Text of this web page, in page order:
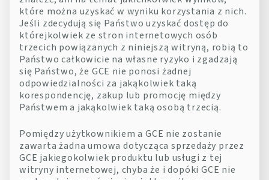
które można uzyskać w wyniku korzystania z nich.
Jeśli zdecydują się Państwo uzyskać dostęp do
którejkolwiek ze stron internetowych osób
trzecich powiązanych z niniejszą witryną, robią to
Państwo całkowicie na własne ryzyko i zgadzają
się Państwo, że GCE nie ponosi żadnej
odpowiedzialności za jakąkolwiek taką
korespondencję, zakup lub promocję między
Państwem a jakąkolwiek taką osobą trzecią.
Pomiędzy użytkownikiem a GCE nie zostanie
zawarta żadna umowa dotycząca sprzedaży przez
GCE jakiegokolwiek produktu lub usługi z tej
witryny internetowej, chyba że i dopóki GCE nie